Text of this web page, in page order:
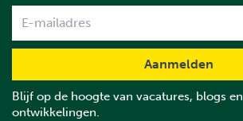
Blijf op de hoogte van vacatures, blogs en
ontwikkelingen.